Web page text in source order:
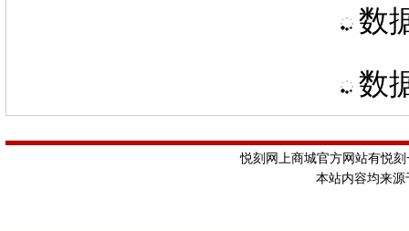
数
数
悦刻网上商城官方网站有悦
本站内容均来